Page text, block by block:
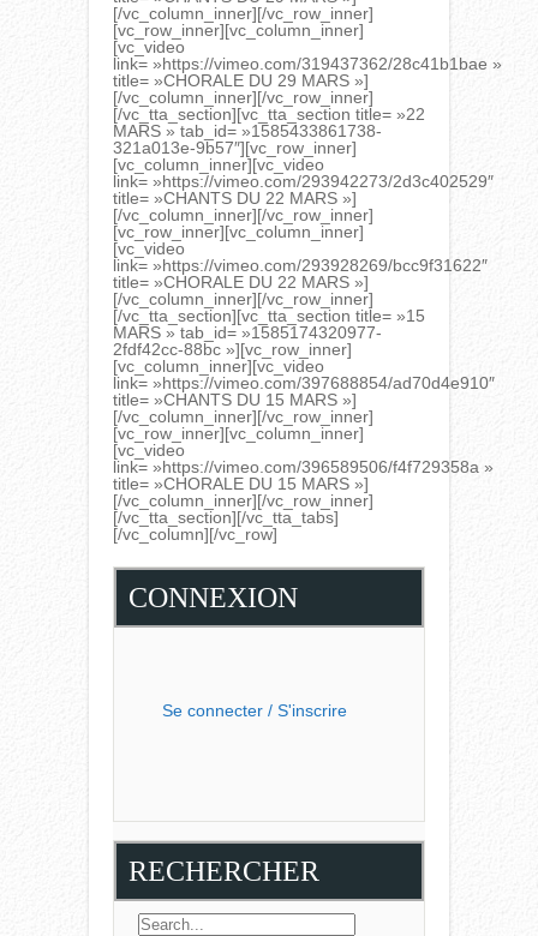
[/vc_column_inner][/vc_row_inner]
[vc_row_inner][vc_column_inner]
[vc_video
link= »https://vimeo.com/319437362/28c41b1bae »
title= »CHORALE DU 29 MARS »]
[/vc_column_inner][/vc_row_inner]
[/vc_tta_section][vc_tta_section title= »22
MARS » tab_id= »1585433861738-
321a013e-9b57″][vc_row_inner]
[vc_column_inner][vc_video
link= »https://vimeo.com/293942273/2d3c402529″
title= »CHANTS DU 22 MARS »]
[/vc_column_inner][/vc_row_inner]
[vc_row_inner][vc_column_inner]
[vc_video
link= »https://vimeo.com/293928269/bcc9f31622″
title= »CHORALE DU 22 MARS »]
[/vc_column_inner][/vc_row_inner]
[/vc_tta_section][vc_tta_section title= »15
MARS » tab_id= »1585174320977-
2fdf42cc-88bc »][vc_row_inner]
[vc_column_inner][vc_video
link= »https://vimeo.com/397688854/ad70d4e910″
title= »CHANTS DU 15 MARS »]
[/vc_column_inner][/vc_row_inner]
[vc_row_inner][vc_column_inner]
[vc_video
link= »https://vimeo.com/396589506/f4f729358a »
title= »CHORALE DU 15 MARS »]
[/vc_column_inner][/vc_row_inner]
[/vc_tta_section][/vc_tta_tabs]
[/vc_column][/vc_row]
CONNEXION
Se connecter / S'inscrire
RECHERCHER